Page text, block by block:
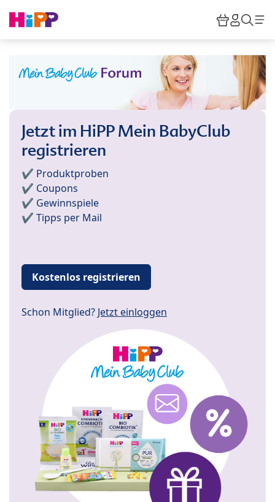
HiPP
Jetzt im HiPP Mein BabyClub
registrieren
✔️ Produktproben
✔️ Coupons
✔️ Gewinnspiele
✔️ Tipps per Mail
Kostenlos registrieren
Schon Mitglied? Jetzt einloggen